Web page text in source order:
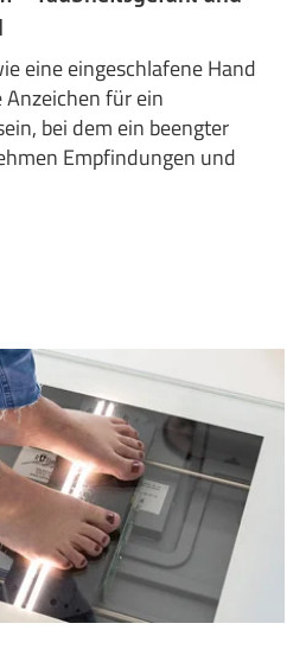
eine eingeschlafene Hand
für ein
bei dem ein beengter
Empfindungen und